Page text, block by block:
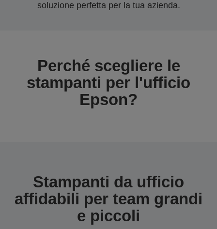
soluzione perfetta per la tua azienda.
Perché scegliere le
stampanti per l'ufficio
Epson?
Stampanti da ufficio
affidabili per team grandi
e piccoli